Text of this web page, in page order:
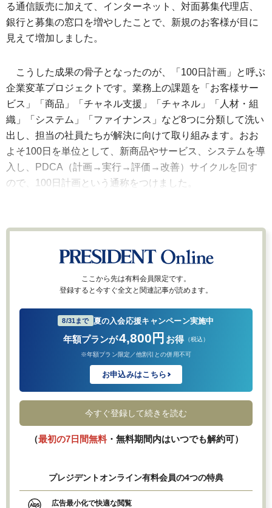
る通信販売に加えて、インターネット、対面募集代理店、
銀行と募集の窓口を増やしたことで、新規のお客様が目に
見えて増加しました。
こうした成果の骨子となったのが、「100日計画」と呼ぶ
企業変革プロジェクトです。業務上の課題を「お客様サー
ビス」「商品」「チャネル支援」「チャネル」「人材・組
織」「システム」「ファイナンス」など8つに分類して洗い
出し、担当の社員たちが解決に向けて取り組みます。おお
よそ100日を単位として、新商品やサービス、システムを導
入し、PDCA（計画→実行→評価→改善）サイクルを回す
ので、100日計画という通称をつけました。
ここから先は有料会員限定です。
登録すると今すぐ全文と関連記事が読めます。
8/31まで 夏の入会応援キャンペーン実施中
年額プランが4,800円 お得 （税込）
※年額プラン限定／他割引との併用不可
お申込みはこちら
今すぐ登録して続きを読む
（最初の7日間無料・無料期間内はいつでも解約可）
プレジデントオンライン有料会員の4つの特典
広告最小化で快適な閲覧